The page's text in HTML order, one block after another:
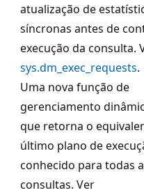
atualização de
síncronas antes de
execução da consulta.
sys.dm_exec_requests.
Uma nova função de
gerenciamento
que retorna o
último plano de
conhecido para todas
consultas. Ver